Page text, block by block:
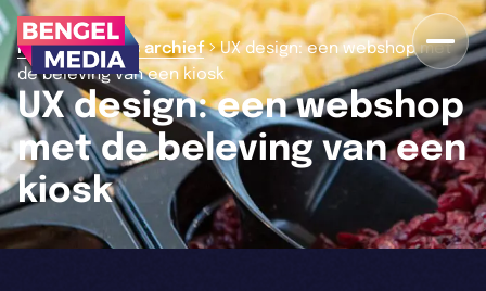
Home>Nieuws archief>UX design: een webshop met
de beleving van een kiosk
UX design: een webshop
met de beleving van een
kiosk